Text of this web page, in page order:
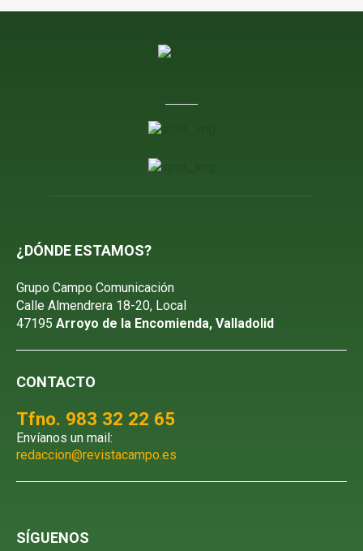
¿DÓNDE ESTAMOS?
Grupo Campo Comunicación
Calle Almendrera 18-20, Local
47195 Arroyo de la Encomienda, Valladolid
CONTACTO
Tfno. 983 32 22 65
Envíanos un mail:
redaccion@revistacampo.es
SÍGUENOS